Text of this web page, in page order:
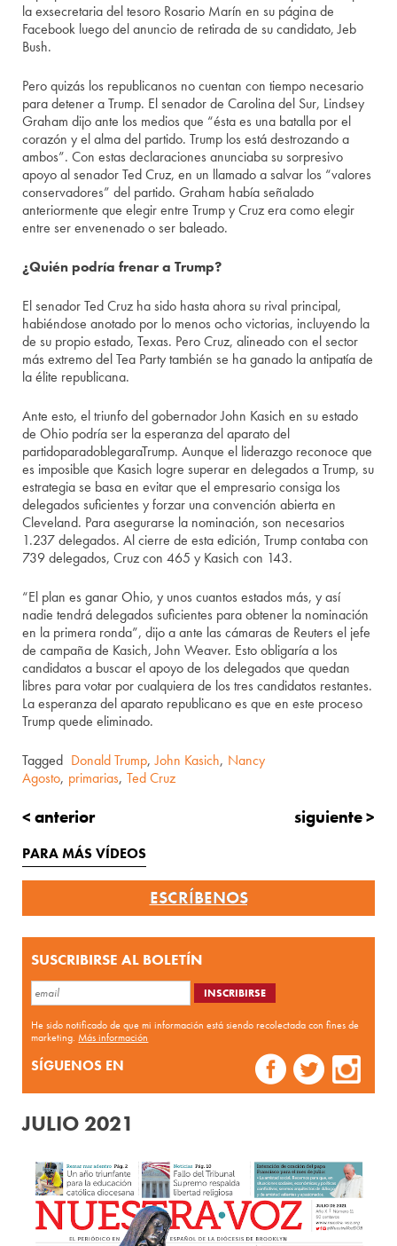
la exsecretaria del tesoro Rosario Marín en su página de
Facebook luego del anuncio de retirada de su candidato, Jeb
Bush.
Pero quizás los republicanos no cuentan con tiempo necesario
para detener a Trump. El senador de Carolina del Sur, Lindsey
Graham dijo ante los medios que “ésta es una batalla por el
corazón y el alma del partido. Trump los está destrozando a
ambos”. Con estas declaraciones anunciaba su sorpresivo
apoyo al senador Ted Cruz, en un llamado a salvar los “valores
conservadores” del partido. Graham había señalado
anteriormente que elegir entre Trump y Cruz era como elegir
entre ser envenenado o ser baleado.
¿Quién podría frenar a Trump?
El senador Ted Cruz ha sido hasta ahora su rival principal,
habiéndose anotado por lo menos ocho victorias, incluyendo la
de su propio estado, Texas. Pero Cruz, alineado con el sector
más extremo del Tea Party también se ha ganado la antipatía de
la élite republicana.
Ante esto, el triunfo del gobernador John Kasich en su estado
de Ohio podría ser la esperanza del aparato del
partidoparadoblegaraTrump. Aunque el liderazgo reconoce que
es imposible que Kasich logre superar en delegados a Trump, su
estrategia se basa en evitar que el empresario consiga los
delegados suficientes y forzar una convención abierta en
Cleveland. Para asegurarse la nominación, son necesarios
1.237 delegados. Al cierre de esta edición, Trump contaba con
739 delegados, Cruz con 465 y Kasich con 143.
“El plan es ganar Ohio, y unos cuantos estados más, y así
nadie tendrá delegados suficientes para obtener la nominación
en la primera ronda”, dijo a ante las cámaras de Reuters el jefe
de campaña de Kasich, John Weaver. Esto obligaría a los
candidatos a buscar el apoyo de los delegados que quedan
libres para votar por cualquiera de los tres candidatos restantes.
La esperanza del aparato republicano es que en este proceso
Trump quede eliminado.
Tagged Donald Trump, John Kasich, Nancy
Agosto, primarias, Ted Cruz
< anterior siguiente >
PARA MÁS VÍDEOS
ESCRÍBENOS
SUSCRIBIRSE AL BOLETÍN
He sido notificado de que mi información está siendo recolectada con fines de
marketing.Más información
SÍGUENOS EN
JULIO 2021